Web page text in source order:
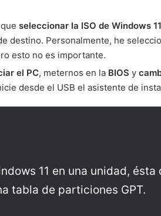
seleccionar la ISO de Windows 11
destino. Personalmente, he
esto no es importante.
el PC, meternos en la BIOS y
desde el USB el asistente de
11 en una unidad, ésta
tabla de particiones GPT.